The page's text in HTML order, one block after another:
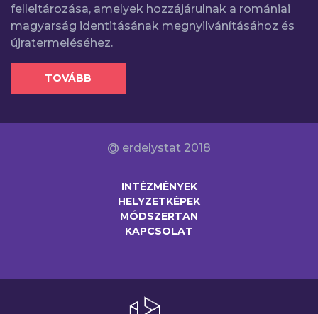
felleltározása, amelyek hozzájárulnak a romániai
magyarság identitásának megnyilvánításához és
újratermeléséhez.
TOVÁBB
@ erdelystat 2018
INTÉZMÉNYEK
HELYZETKÉPEK
MÓDSZERTAN
KAPCSOLAT